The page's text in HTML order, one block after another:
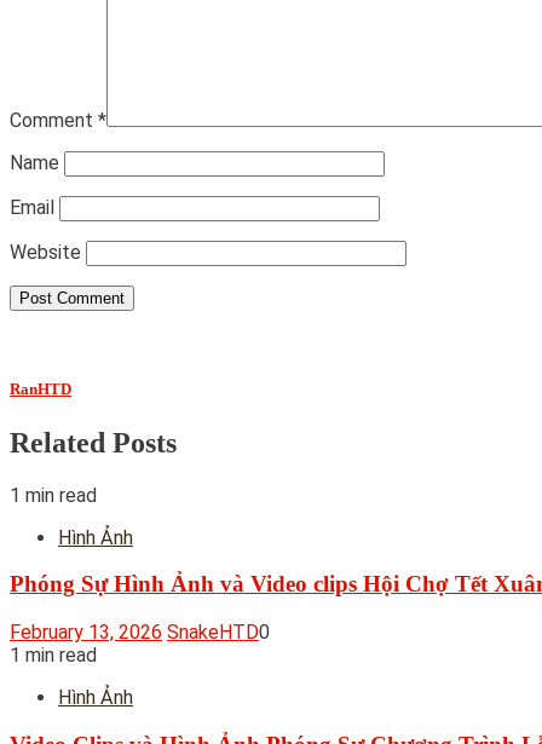
Comment *
Name
Email
Website
RanHTD
Related Posts
1 min read
Hình Ảnh
Phóng Sự Hình Ảnh và Video clips Hội Chợ Tết
February 13, 2026 SnakeHTD0
1 min read
Hình Ảnh